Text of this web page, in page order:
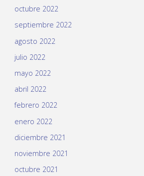
octubre 2022
septiembre 2022
agosto 2022
julio 2022
mayo 2022
abril 2022
febrero 2022
enero 2022
diciembre 2021
noviembre 2021
octubre 2021